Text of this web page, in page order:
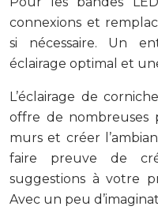
connexions et
si nécessaire. Un
éclairage optimal et
L’éclairage de
offre de nombreuses
murs et créer
faire preuve de
suggestions à votre
Avec un peu